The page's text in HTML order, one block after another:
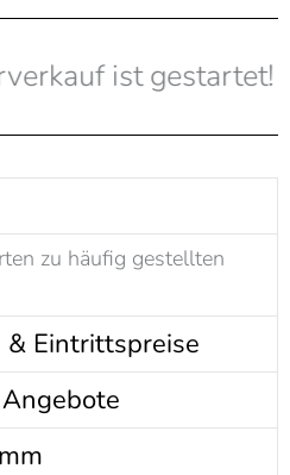
ist gestartet!
zu häufig gestellten
Eintrittspreise